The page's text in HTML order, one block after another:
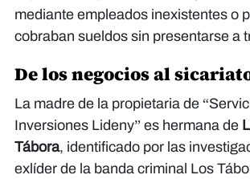
mediante empleados inexistentes o
cobraban sueldos sin presentarse a
De los negocios al
La madre de la propietaria de
Inversiones Lideny” es hermana de
Tábora, identificado por las
exlíder de la banda criminal Los